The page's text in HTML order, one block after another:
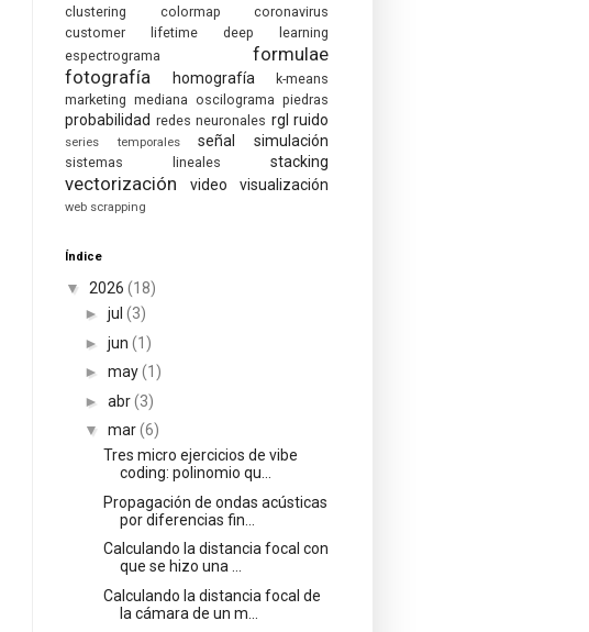
clustering
colormap
coronavirus
customer lifetime
deep learning
espectrograma
formulae
fotografía
homografía
k-means
marketing mediana oscilograma piedras
probabilidad redes neuronales rgl ruido
series temporales señal simulación
sistemas lineales stacking
vectorización video visualización
web scrapping
Índice
▼ 2026 (18)
► jul (3)
► jun (1)
► may(1)
► abr(3)
▼ mar(6)
Tres micro ejercicios de vibe
coding: polinomio qu...
Propagación de ondas acústicas
por diferencias fin...
Calculando la distancia focal con
que se hizo una ...
Calculando la distancia focal de
la cámara de un m...